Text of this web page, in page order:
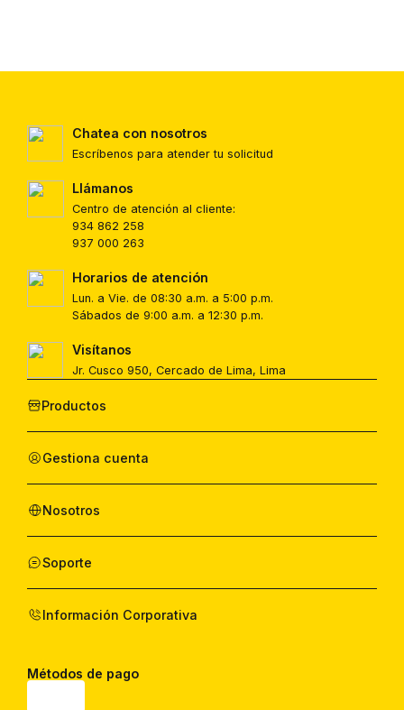
Chatea con nosotros
Escríbenos para atender tu solicitud
Llámanos
Centro de atención al cliente:
934 862 258
937 000 263
Horarios de atención
Lun. a Vie. de 08:30 a.m. a 5:00 p.m.
Sábados de 9:00 a.m. a 12:30 p.m.
Visítanos
Jr. Cusco 950, Cercado de Lima, Lima
Productos
Gestiona cuenta
Nosotros
Soporte
Información Corporativa
Métodos de pago